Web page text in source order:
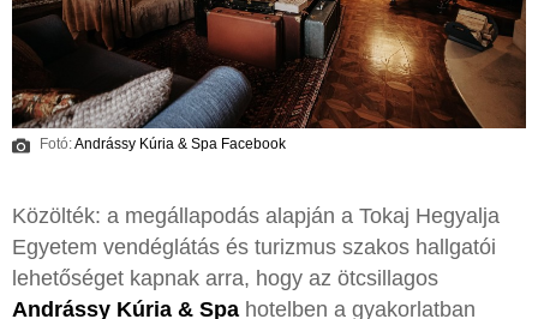
Fotó:Andrássy Kúria & Spa Facebook
Közölték: a megállapodás alapján a Tokaj Hegyalja
Egyetem vendéglátás és turizmus szakos hallgatói
lehetőséget kapnak arra, hogy az ötcsillagos
Andrássy Kúria & Spa hotelben a gyakorlatban